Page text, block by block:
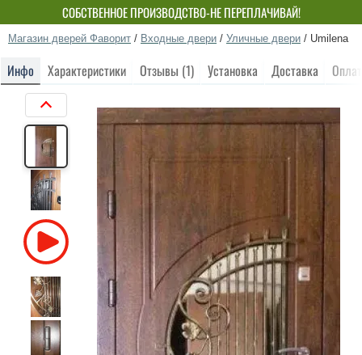
СОБСТВЕННОЕ ПРОИЗВОДСТВО-НЕ ПЕРЕПЛАЧИВАЙ!
Магазин дверей Фаворит / Входные двери / Уличные двери / Umilena
Инфо Характеристики Отзывы (1) Установка Доставка